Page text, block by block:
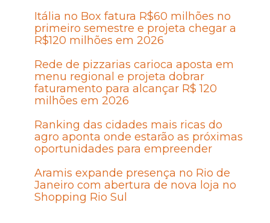
Itália no Box fatura R$60 milhões no
primeiro semestre e projeta chegar a
R$120 milhões em 2026
Rede de pizzarias carioca aposta em
menu regional e projeta dobrar
faturamento para alcançar R$ 120
milhões em 2026
Ranking das cidades mais ricas do
agro aponta onde estarão as próximas
oportunidades para empreender
Aramis expande presença no Rio de
Janeiro com abertura de nova loja no
Shopping Rio Sul